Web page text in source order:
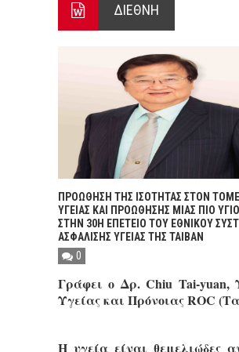
ΔΙΕΘΝΗ
ΠΡΟΩΘΗΣΗ ΤΗΣ ΙΣΟΤΗΤΑΣ ΣΤΟΝ
ΥΓΕΙΑΣ ΚΑΙ ΠΡΟΩΘΗΣΗΣ ΜΙΑΣ ΠΙΟ
ΣΤΗΝ 30Η ΕΠΕΤΕΙΟ ΤΟΥ ΕΘΝΙΚΟΥ
ΑΣΦΑΛΙΣΗΣ ΥΓΕΙΑΣ ΤΗΣ ΤΑΙΒΑΝ
0
Γράφει ο Δρ. Chiu Tai-yuan,
Υγείας και ΠρόνοιαςROC
Η υγεία είναι θεμελιώδες